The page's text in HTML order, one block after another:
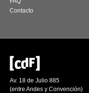
Contacto
Av. 18 de Julio 885
(entre Andes y Convención)